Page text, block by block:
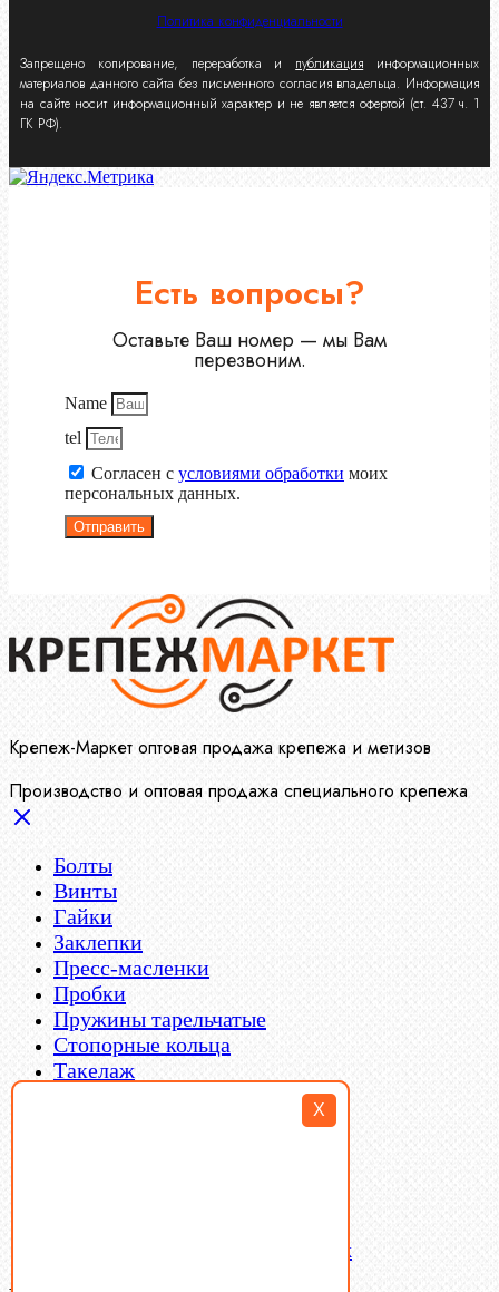
X
Политика конфиденциальности
Запрещено копирование, переработка и публикация информационных
материалов данного сайта без письменного согласия владельца. Информация
на сайте носит информационный характер и не является офертой (ст. 437 ч. 1
ГК РФ).
Есть вопросы?
Оставьте Ваш номер — мы Вам
перезвоним.
Name
tel
Согласен с условиями обработки моих
персональных данных.
Отправить
Крепеж-Маркет оптовая продажа крепежа и метизов
Производство и оптовая продажа специального крепежа
Болты
Винты
Гайки
Заклепки
Пресс-масленки
Пробки
Пружины тарельчатые
Стопорные кольца
Такелаж
Латунный и бронзовый крепеж